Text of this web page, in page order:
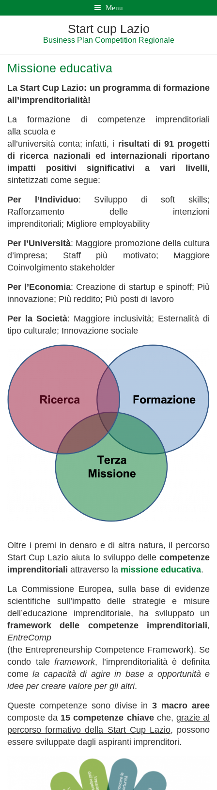
Menu
Start cup Lazio
Business Plan Competition Regionale
Missione educativa
La Start Cup Lazio: un programma di formazione
all’imprenditorialità!
La formazione di competenze imprenditoriali
alla scuola e
all’università conta; infatti, i risultati di 91 progetti
di ricerca nazionali ed internazionali riportano
impatti positivi significativi a vari livelli,
sintetizzati come segue:
Per l’Individuo: Sviluppo di soft skills;
Rafforzamento delle intenzioni
imprenditoriali; Migliore employability
Per l’Università: Maggiore promozione della cultura
d’impresa; Staff più motivato; Maggiore
Coinvolgimento stakeholder
Per l’Economia: Creazione di startup e spinoff; Più
innovazione; Più reddito; Più posti di lavoro
Per la Società: Maggiore inclusività; Esternalità di
tipo culturale; Innovazione sociale
Oltre i premi in denaro e di altra natura, il percorso
Start Cup Lazio aiuta lo sviluppo delle competenze
imprenditoriali attraverso la missione educativa.
La Commissione Europea, sulla base di evidenze
scientifiche sull’impatto delle strategie e misure
dell’educazione imprenditoriale, ha sviluppato un
framework delle competenze imprenditoriali,
EntreComp
(the Entrepreneurship Competence Framework). Se
condo taleframework, l’imprenditorialità è definita
come la capacità di agire in base a opportunità e
idee per creare valore per gli altri.
Queste competenze sono divise in3 macro aree
composte da 15 competenze chiaveche, grazie al
percorso formativo della Start Cup Lazio, possono
essere sviluppate dagli aspiranti imprenditori.